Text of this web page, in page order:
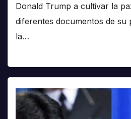
Donald Trump a cultivar la
diferentes documentos de su
la…